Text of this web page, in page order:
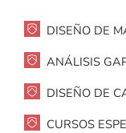
DISEÑO DE
ANÁLISIS
DISEÑO DE
CURSOS